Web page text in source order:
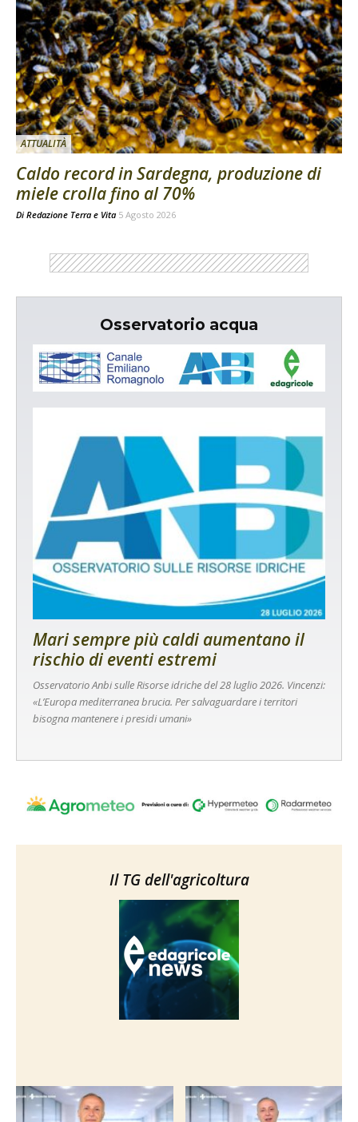
ATTUALITÀ
Caldo record in Sardegna, produzione di
miele crolla fino al 70%
Di Redazione Terra e Vita 5 Agosto 2026
Osservatorio acqua
Mari sempre più caldi aumentano il
rischio di eventi estremi
Osservatorio Anbi sulle Risorse idriche del 28 luglio 2026. Vincenzi:
«L’Europa mediterranea brucia. Per salvaguardare i territori
bisogna mantenere i presidi umani»
Il TG dell'agricoltura